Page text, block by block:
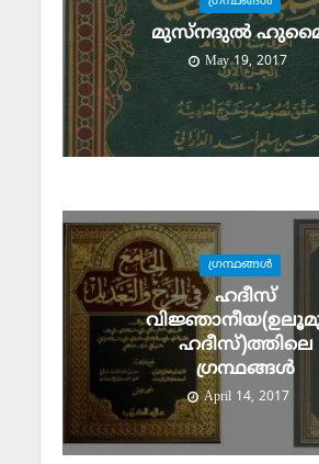
മുസ്നദുല്‍
May 19, 2017
ഗ്രന്ഥങ്ങള്‍
ഹദീസ്
ഹദീസ്)ത്തിലെ
ഗ്രന്ഥങ്ങള്‍
April 14, 2017